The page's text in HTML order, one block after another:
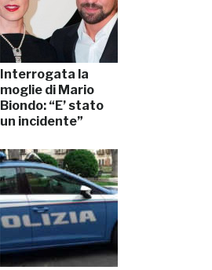
Interrogata la
moglie di Mario
Biondo: “E’ stato
un incidente”